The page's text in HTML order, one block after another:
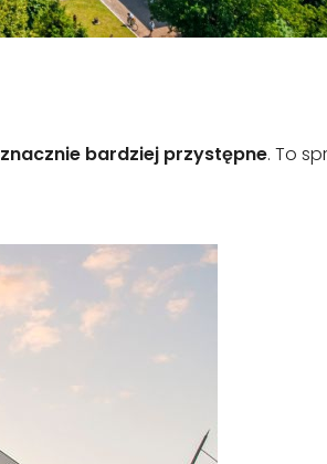
bardziej przystępne. To